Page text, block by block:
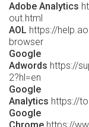
Adobe Analytics
out.html
AOL https://
browser
Google
Adwords https://
2?hl=en
Google
Analytics https://
Google